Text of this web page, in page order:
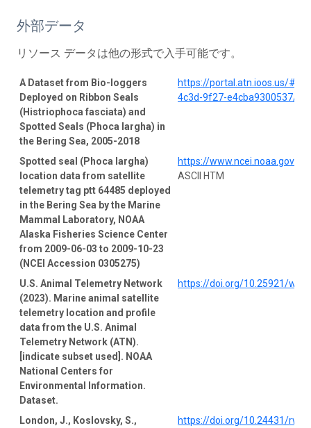
外部データ
リソース データは他の形式で入手可能です。
A Dataset from Bio-loggers
Deployed on Ribbon Seals
(Histriophoca fasciata) and
Spotted Seals (Phoca largha) in
the Bering Sea, 2005-2018
https://portal.atn.ioos.us/
4c3d-9f27-e4cba9300537/
Spotted seal (Phoca largha)
location data from satellite
telemetry tag ptt 64485 deployed
in the Bering Sea by the Marine
Mammal Laboratory, NOAA
Alaska Fisheries Science Center
from 2009-06-03 to 2009-10-23
(NCEI Accession 0305275)
https://www.ncei.noaa.gov/
ASCII HTM
U.S. Animal Telemetry Network
(2023). Marine animal satellite
telemetry location and profile
data from the U.S. Animal
Telemetry Network (ATN).
[indicate subset used]. NOAA
National Centers for
Environmental Information.
Dataset.
https://doi.org/10.25921/
London, J., Koslovsky, S.,
https://doi.org/10.24431/